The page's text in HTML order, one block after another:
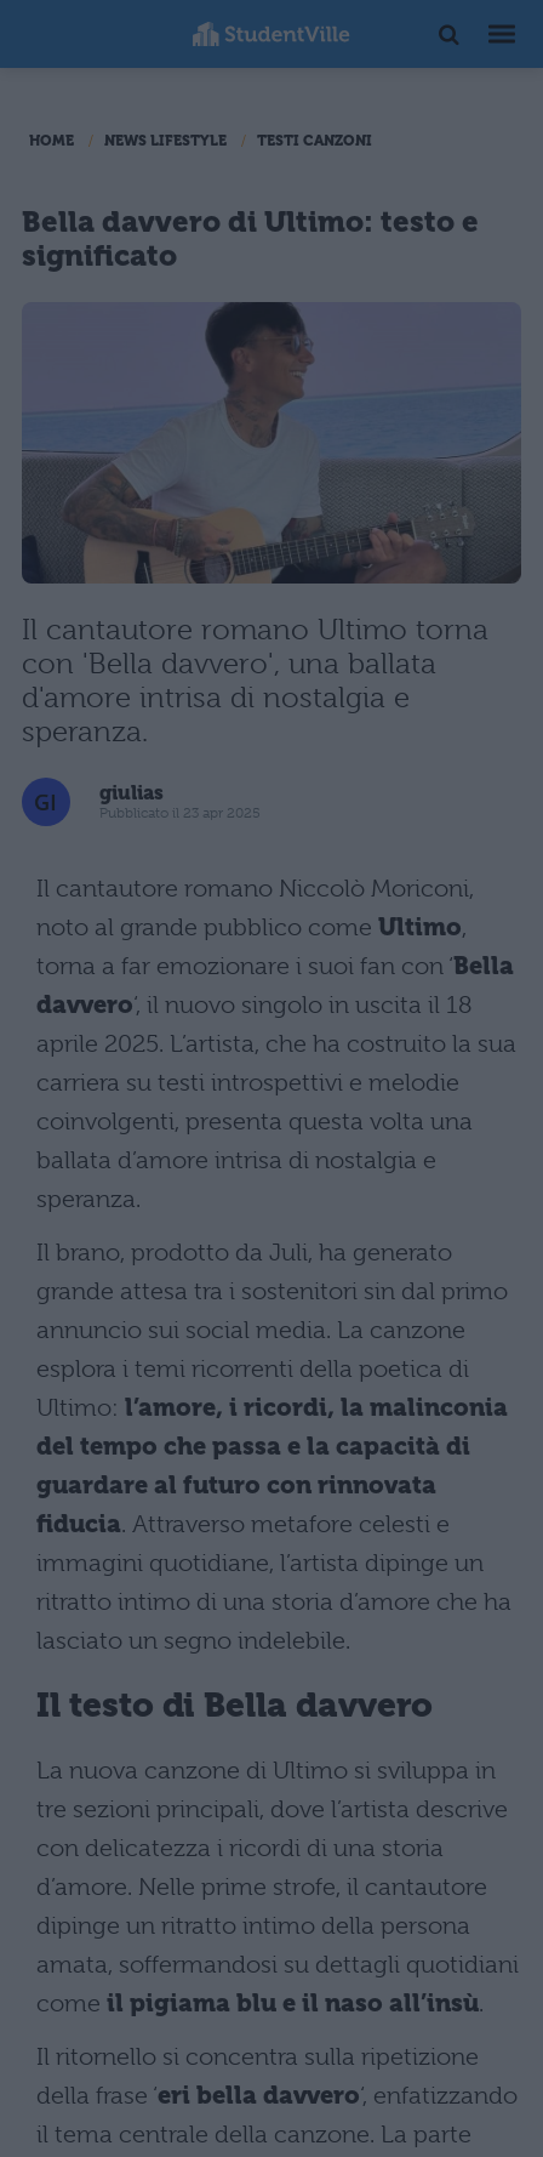
HOME NEWS LIFESTYLE TESTI CANZONI
Bella davvero di Ultimo: testo e
significato
Il cantautore romano Ultimo torna
con 'Bella davvero', una ballata
d'amore intrisa di nostalgia e
speranza.
giulias
Pubblicato il 23 apr 2025
Il cantautore romano Niccolò Moriconi,
noto al grande pubblico come Ultimo,
torna a far emozionare i suoi fan con ‘Bella
davvero‘, il nuovo singolo in uscita il 18
aprile 2025. L’artista, che ha costruito la sua
carriera su testi introspettivi e melodie
coinvolgenti, presenta questa volta una
ballata d’amore intrisa di nostalgia e
speranza.
Il brano, prodotto da Juli, ha generato
grande attesa tra i sostenitori sin dal primo
annuncio sui social media. La canzone
esplora i temi ricorrenti della poetica di
Ultimo: l’amore, i ricordi, la malinconia
del tempo che passa e la capacità di
guardare al futuro con rinnovata
fiducia. Attraverso metafore celesti e
immagini quotidiane, l’artista dipinge un
ritratto intimo di una storia d’amore che ha
lasciato un segno indelebile.
Il testo di Bella davvero
La nuova canzone di Ultimo si sviluppa in
tre sezioni principali, dove l’artista descrive
con delicatezza i ricordi di una storia
d’amore. Nelle prime strofe, il cantautore
dipinge un ritratto intimo della persona
amata, soffermandosi su dettagli quotidiani
come il pigiama blu e il naso all’insù.
Il ritornello si concentra sulla ripetizione
della frase ‘eri bella davvero‘, enfatizzando
il tema centrale della canzone. La parte